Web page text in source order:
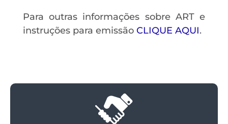
Para outras informações sobre ART e
instruções para emissão CLIQUE AQUI.